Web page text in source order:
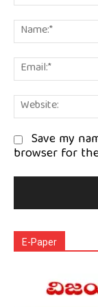
Comment:
Save my
browser for
E-Paper